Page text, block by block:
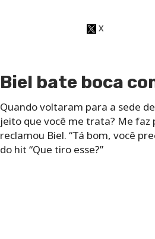
racista? Isso é muito forte”,
racismo…”, tentou explicar
trata, eu tenho certeza que a
“Não ia perguntar Gabriel,
importasse, sempre agrado
intérprete de “Química”. “Mas
respeito básico Jojo”, afirmou
A discussão entre a dupla
só quero deixar claro que